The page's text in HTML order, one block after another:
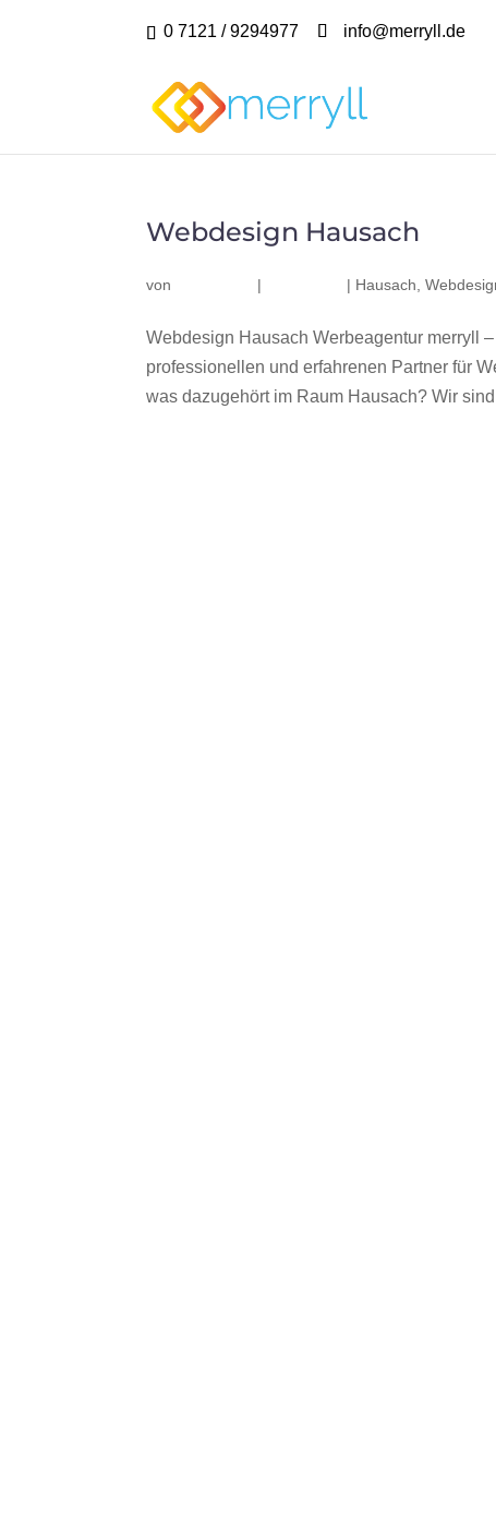
0 7121 / 9294977 info@merryll.de
Webdesign Hausach
von | | Hausach ,
Webdesign Hausach Werbeagentur merryll
professionellen und erfahrenen Partner für
was dazugehört im Raum Hausach? Wir